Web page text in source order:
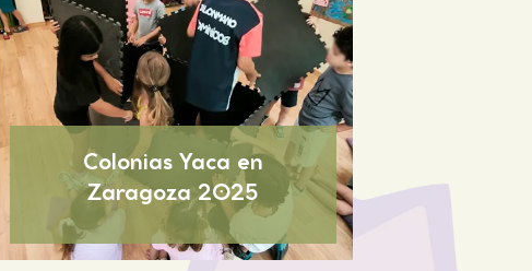
Colonias Yaca en
Zaragoza 2025